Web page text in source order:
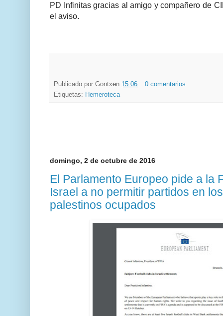
PD Infinitas gracias al amigo y compañero de
el aviso.
Publicado por Gontxoen 15:06
0 comentarios
Etiquetas: Hemeroteca
domingo, 2 de octubre de 2016
El Parlamento Europeo pide a la
Israel a no permitir partidos en
palestinos ocupados